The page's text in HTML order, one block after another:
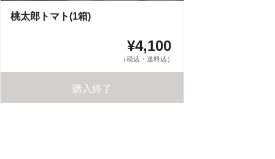
桃太郎トマト(1箱)
¥4,100
（税込・送料込）
購入終了